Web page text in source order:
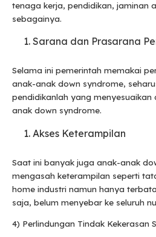
tenaga kerja, pendidikan, jaminan
sebagainya.
Sarana dan Prasarana
Selama ini pemerintah memakai
anak-anak down syndrome,
pendidikanlah yang menyesuaikan
anak down syndrome.
Akses Keterampilan
Saat ini banyak juga anak-anak
mengasah keterampilan seperti
home industri namun hanya
saja, belum menyebar ke seluruh
4) Perlindungan Tindak Kekerasan